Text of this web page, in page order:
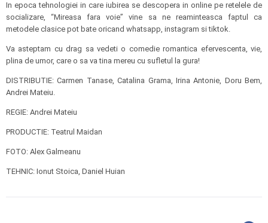
In epoca tehnologiei in care iubirea se descopera in online pe retelele de
socializare, “Mireasa fara voie” vine sa ne reaminteasca faptul ca
metodele clasice pot bate oricand whatsapp, instagram si tiktok.
Va asteptam cu drag sa vedeti o comedie romantica efervescenta, vie,
plina de umor, care o sa va tina mereu cu sufletul la gura!
DISTRIBUTIE: Carmen Tanase, Catalina Grama, Irina Antonie, Doru Bem,
Andrei Mateiu.
REGIE: Andrei Mateiu
PRODUCTIE: Teatrul Maidan
FOTO: Alex Galmeanu
TEHNIC: Ionut Stoica, Daniel Huian